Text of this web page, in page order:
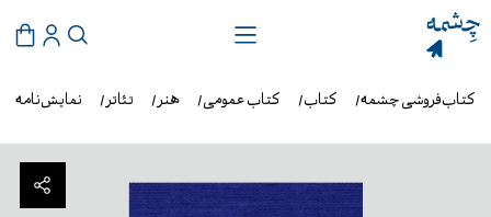
نمایش‌نامه تئاتر هنر کتاب عمومی کتاب کتاب‌فروشی چشمه